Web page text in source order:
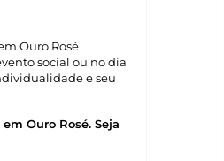
Ouro Rosé
social ou no dia
e seu
Ouro Rosé. Seja